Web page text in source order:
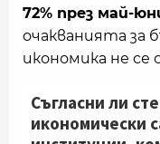
72% през май-
очакванията за
икономика не се